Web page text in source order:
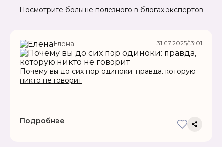
Посмотрите больше полезного в блогах экспертов
Елена 31.07.2025/13:01
Почему вы до сих пор одиноки: правда, которую
никто не говорит
Подробнее